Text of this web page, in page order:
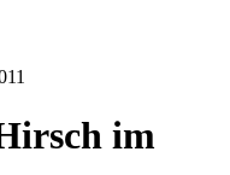
im